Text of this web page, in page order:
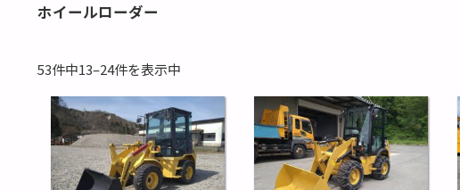
ホイールローダー
53件中13–24件を表示中